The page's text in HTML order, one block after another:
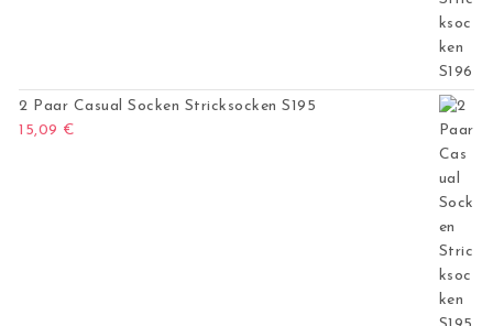
2 Paar Casual Socken Stricksocken S195
15,09 €